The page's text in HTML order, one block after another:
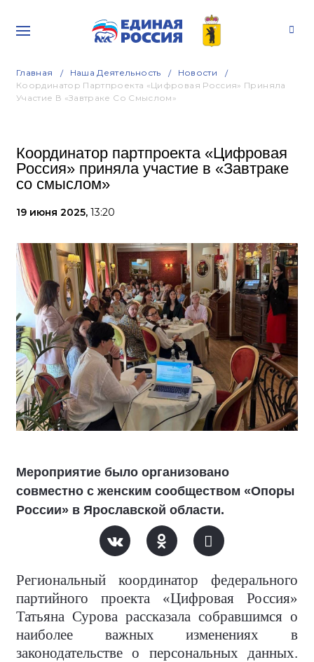
Главная Наша Деятельность
Новости
Координатор Партпроекта «Цифровая Россия» Приняла
Участие В «Завтраке Со Смыслом»
Координатор партпроекта «Цифровая
Россия» приняла участие в «Завтраке
со смыслом»
19 июня 2025, 13:20
Мероприятие было организовано
совместно с женским сообществом «Опоры
России» в Ярославской области.
Региональный координатор федерального
партийного проекта «Цифровая Россия»
Татьяна Сурова рассказала собравшимся о
наиболее важных изменениях в
законодательстве о персональных данных.